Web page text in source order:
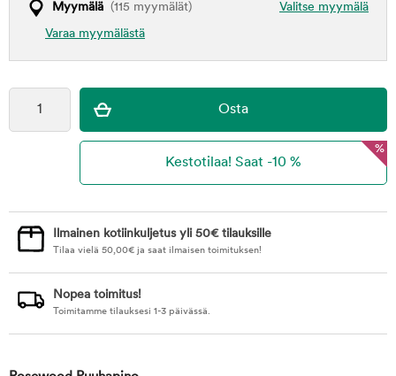
Valitse myymälä
Myymälä (115 myymälät)
Varaa myymälästä
%
Ilmainen kotiinkuljetus yli 50€ tilauksille
Tilaa vielä 50,00€ ja saat ilmaisen toimituksen!
Nopea toimitus!
Toimitamme tilauksesi 1-3 päivässä.